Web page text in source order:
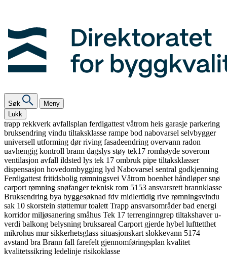
Søk
Meny
Lukk
trapp rekkverk avfallsplan ferdigattest våtrom heis garasje parkering
bruksendring vindu tiltaksklasse rampe bod nabovarsel selvbygger
universell utforming dørriving fasadeendring overvann radon
uavhengig kontroll brann dagslys støy tek17 romhøyde soverom
ventilasjon avfall ildsted lys tek 17 ombruk pipe tiltaksklasser
dispensasjon hovedombygging lyd Nabovarsel sentral godkjenning
Ferdigattest fritidsbolig rømningsvei Våtrom boenhet håndløpersnø
carport rømning snøfangerteknisk rom 5153 ansvarsrett brannklasse
Bruksendring bya byggesøknad fdv midlertidig rive rømningsvindu
sak 10 skorstein støttemurtoalett Trapp ansvarsområderbad energi
korridormiljøsanering småhus Tek 17 terrenginngrep tiltakshaveru-
verdi balkong belysning bruksareal Carport gjerde hybel lufttetthet
mikrohus mursikkerhetsglass situasjonskart slokkevann 5174
avstand bra Brann fall farefelt gjennomføringsplan kvalitet
kvalitetssikring ledelinje risikoklasse